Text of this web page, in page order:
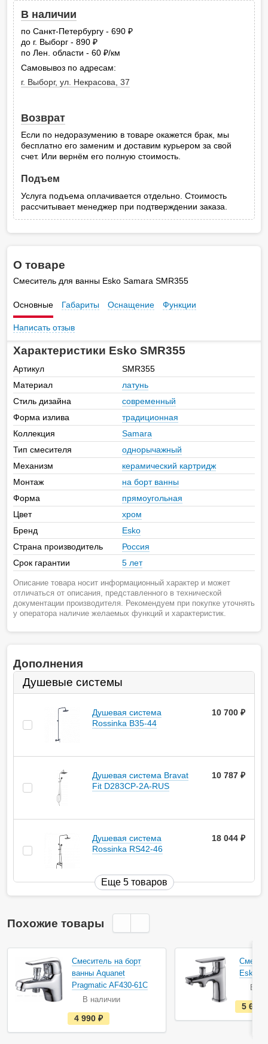
В наличии
по Санкт-Петербургу - 690
до г. Выборг - 890
по Лен. области - 60
руб.
/км
Самовывоз по адресам:
г. Выборг, ул. Некрасова, 37
Возврат
Если по недоразумению в товаре окажется брак, мы
бесплатно его заменим и доставим курьером за свой
счет. Или вернём его полную стоимость.
Подъем
Услуга подъема оплачивается отдельно. Стоимость
рассчитывает менеджер при подтверждении заказа.
О товаре
Смеситель для ванны Esko Samara SMR355
Основные Габариты Оснащение Функции
Написать отзыв
Характеристики Esko SMR355
Артикул
SMR355
Материал
латунь
Стиль дизайна
современный
Форма излива
традиционная
Коллекция
Samara
Тип смесителя
однорычажный
Механизм
керамический картридж
Монтаж
на борт ванны
Форма
прямоугольная
Цвет
хром
Бренд
Esko
Страна производитель
Россия
Срок гарантии
5 лет
Описание товара носит информационный характер и может
отличаться от описания, представленного в технической
документации производителя. Рекомендуем при покупке уточнять
у оператора наличие желаемых функций и характеристик.
Дополнения
Душевые системы
Душевая система
Rossinka B35-44
10 700
Душевая система Bravat
Fit D283CP-2A-RUS
10 787
Душевая система
Rossinka RS42-46
18 044
Еще 5 товаров
Похожие товары
Смеситель на борт
ванны Aquanet
Pragmatic AF430-61С
В наличии
е
с
т
4 990
Esko
В
5 690